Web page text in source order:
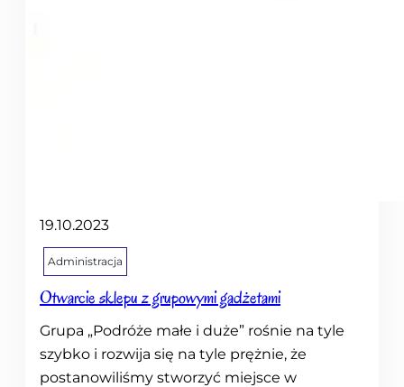
19.10.2023
Administracja
Otwarcie sklepu z grupowymi gadżetami
Grupa „Podróże małe i duże” rośnie na tyle
szybko i rozwija się na tyle prężnie, że
postanowiliśmy stworzyć miejsce w